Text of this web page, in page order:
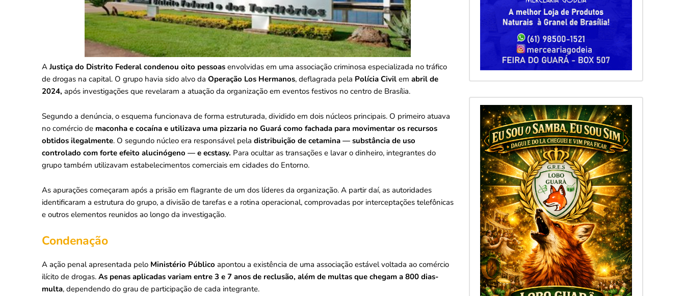
AJustiça do Distrito Federal condenou oito pessoas envolvidas em uma associação criminosa especializada no tráfico
de drogas na capital. O grupo havia sido alvo da Operação Los Hermanos, deflagrada pela Polícia Civil em abril de
2024, após investigações que revelaram a atuação da organização em eventos festivos no centro de Brasília.
Segundo a denúncia, o esquema funcionava de forma estruturada, dividido em dois núcleos principais. O primeiro atuava
no comércio de maconha e cocaína e utilizava uma pizzaria no Guará como fachada para movimentar os recursos
obtidos ilegalmente. O segundo núcleo era responsável pela distribuição de cetamina — substância de uso
controlado com forte efeito alucinógeno — e ecstasy. Para ocultar as transações e lavar o dinheiro, integrantes do
grupo também utilizavam estabelecimentos comerciais em cidades do Entorno.
As apurações começaram após a prisão em flagrante de um dos líderes da organização. A partir daí, as autoridades
identificaram a estrutura do grupo, a divisão de tarefas e a rotina operacional, comprovadas por interceptações telefônicas
e outros elementos reunidos ao longo da investigação.
Condenação
A ação penal apresentada pelo Ministério Público apontou a existência de uma associação estável voltada ao comércio
ilícito de drogas. As penas aplicadas variam entre 3 e 7 anos de reclusão, além de multas que chegam a 800 dias-
multa, dependendo do grau de participação de cada integrante.